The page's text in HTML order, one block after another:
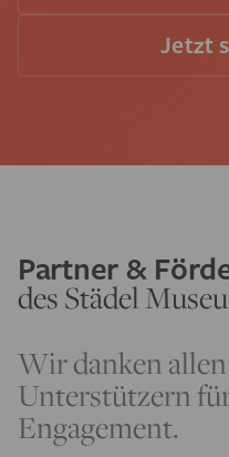
Jetzt
Partner &
des Städel
Wir danken
Unterstützern
Engagement.